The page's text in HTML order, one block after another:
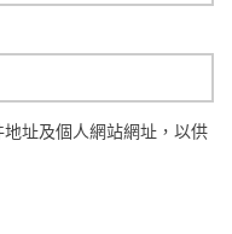
址及個人網站網址，以供